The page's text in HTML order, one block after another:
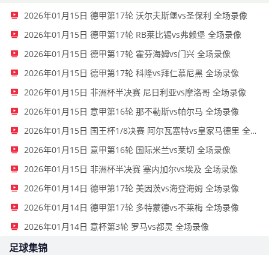
2026年01月15日 德甲第17轮 沃尔夫斯堡vs圣保利 全场录像
2026年01月15日 德甲第17轮 RB莱比锡vs弗赖堡 全场录像
2026年01月15日 德甲第17轮 霍芬海姆vs门兴 全场录像
2026年01月15日 德甲第17轮 科隆vs拜仁慕尼黑 全场录像
2026年01月15日 非洲杯半决赛 尼日利亚vs摩洛哥 全场录像
2026年01月15日 意甲第16轮 那不勒斯vs帕尔马 全场录像
2026年01月15日 国王杯1/8决赛 阿尔瓦塞特vs皇家马德里 全场录像
2026年01月15日 意甲第16轮 国际米兰vs莱切 全场录像
2026年01月15日 非洲杯半决赛 塞内加尔vs埃及 全场录像
2026年01月14日 德甲第17轮 美因茨vs海登海姆 全场录像
2026年01月14日 德甲第17轮 多特蒙德vs不莱梅 全场录像
2026年01月14日 意杯第3轮 罗马vs都灵 全场录像
足球集锦